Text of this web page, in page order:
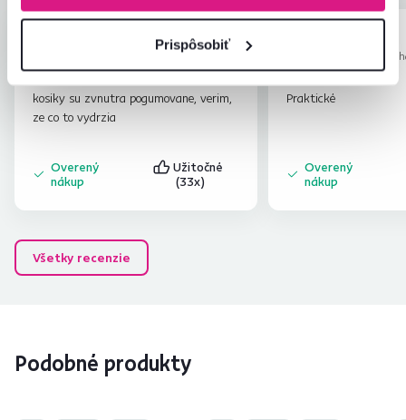
Prispôsobiť
15.12.2023, Veľký Šariš,
Slovensko
hviezdičiek
kosiky su zvnutra pogumovane, verim,
ze co to vydrzia
Overený
nákup
Užitočné
(33x)
9.11.2023,
Slovensko
Praktické
Overený
nákup
Všetky recenzie
Podobné produkty